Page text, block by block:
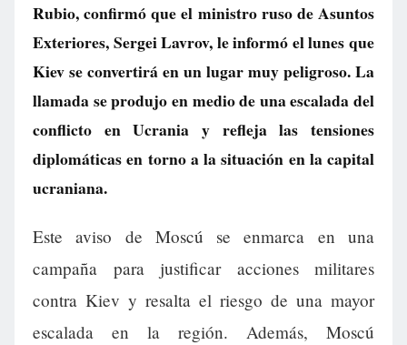
Rubio, confirmó que el ministro ruso de Asuntos
Exteriores, Sergei Lavrov, le informó el lunes que
Kiev se convertirá en un lugar muy peligroso. La
llamada se produjo en medio de una escalada del
conflicto en Ucrania y refleja las tensiones
diplomáticas en torno a la situación en la capital
ucraniana.
Este aviso de Moscú se enmarca en una
campaña para justificar acciones militares
contra Kiev y resalta el riesgo de una mayor
escalada en la región. Además, Moscú